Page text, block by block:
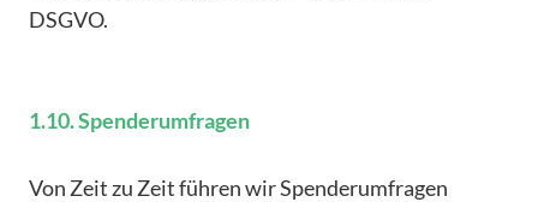
DSGVO.
1.10. Spenderumfragen
Von Zeit zu Zeit führen wir Spenderumfragen